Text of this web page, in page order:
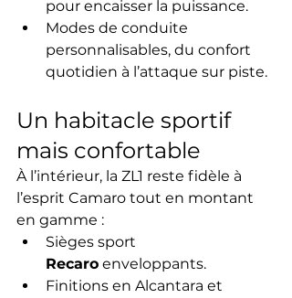
pour encaisser la puissance.
Modes de conduite
personnalisables, du confort
quotidien à l’attaque sur piste.
Un habitacle sportif
mais confortable
À l’intérieur, la ZL1 reste fidèle à
l’esprit Camaro tout en montant
en gamme :
Sièges sport
Recaro enveloppants.
Finitions en Alcantara et